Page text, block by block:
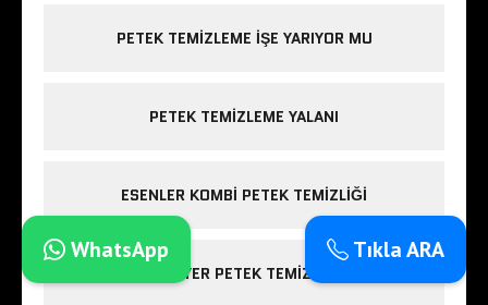
PETEK TEMIZLEME IŞE YARIYOR MU
PETEK TEMIZLEME YALANI
ESENLER KOMBI PETEK TEMIZLIĞI
SARIYER PETEK TEMIZLIĞI
Tıkla ARA
WhatsApp